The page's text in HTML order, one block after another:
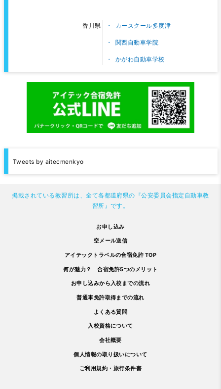
香川県 カースクール多度津
関西自動車学院
かがわ自動車学校
Tweets by aitecmenkyo
掲載されている教習所は、全て各都道府県の『公安委員会指定自動車教
習所』です。
お申し込み
空メール送信
アイテックトラベルの合宿免許 TOP
何が魅力？ 合宿免許5つのメリット
お申し込みから入校までの流れ
普通車免許取得までの流れ
よくある質問
入校資格について
会社概要
個人情報の取り扱いについて
ご利用規約・旅行条件書